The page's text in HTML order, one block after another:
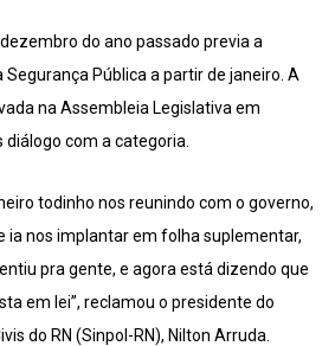
do ano passado previa a
Pública a partir de janeiro. A
na Assembleia Legislativa em
com a categoria.
todinho nos reunindo com o governo,
ia nos implantar em folha suplementar,
pra gente, e agora está dizendo que
em lei”, reclamou o presidente do
do RN (Sinpol-RN), Nilton Arruda.